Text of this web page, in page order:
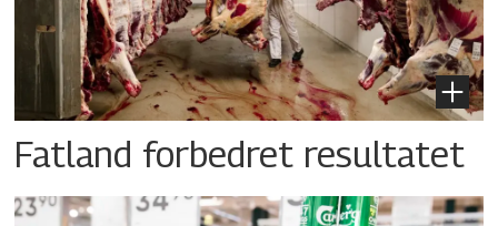
Fatland forbedret resultatet